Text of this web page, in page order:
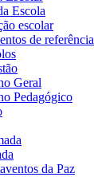
Escola
escolar
de referência
Geral
Pedagógico
da Paz